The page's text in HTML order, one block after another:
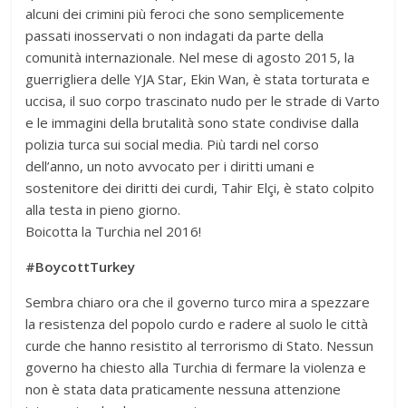
alcuni dei crimini più feroci che sono semplicemente
passati inosservati o non indagati da parte della
comunità internazionale. Nel mese di agosto 2015, la
guerrigliera delle YJA Star, Ekin Wan, è stata torturata e
uccisa, il suo corpo trascinato nudo per le strade di Varto
e le immagini della brutalità sono state condivise dalla
polizia turca sui social media. Più tardi nel corso
dell’anno, un noto avvocato per i diritti umani e
sostenitore dei diritti dei curdi, Tahir Elçi, è stato colpito
alla testa in pieno giorno.
Boicotta la Turchia nel 2016!
#BoycottTurkey
Sembra chiaro ora che il governo turco mira a spezzare
la resistenza del popolo curdo e radere al suolo le città
curde che hanno resistito al terrorismo di Stato. Nessun
governo ha chiesto alla Turchia di fermare la violenza e
non è stata data praticamente nessuna attenzione